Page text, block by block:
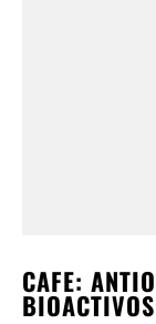
CAFE:
BIOACTIVOS